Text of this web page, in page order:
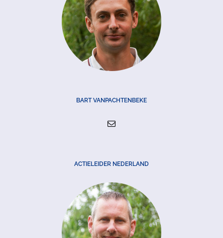
BART VANPACHTENBEKE
ACTIELEIDER NEDERLAND